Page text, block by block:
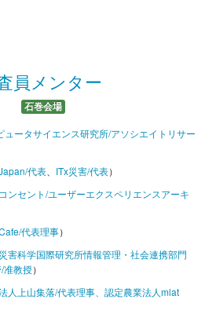
員メンター
石巻会場
ュータサイエンス研究所/アソシエイトリサー
代表、 ITx災害/代表）
ンセント/ユーザーエクスペリエンスアーキ
代表理事）
害科学国際研究所情報管理・社会連携部門
准教授）
人上山集落/代表理事、認定農業法人mlat